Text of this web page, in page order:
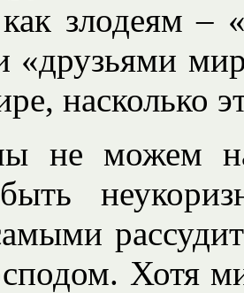
злодеям –
«друзьями
насколько
не можем
Хотя